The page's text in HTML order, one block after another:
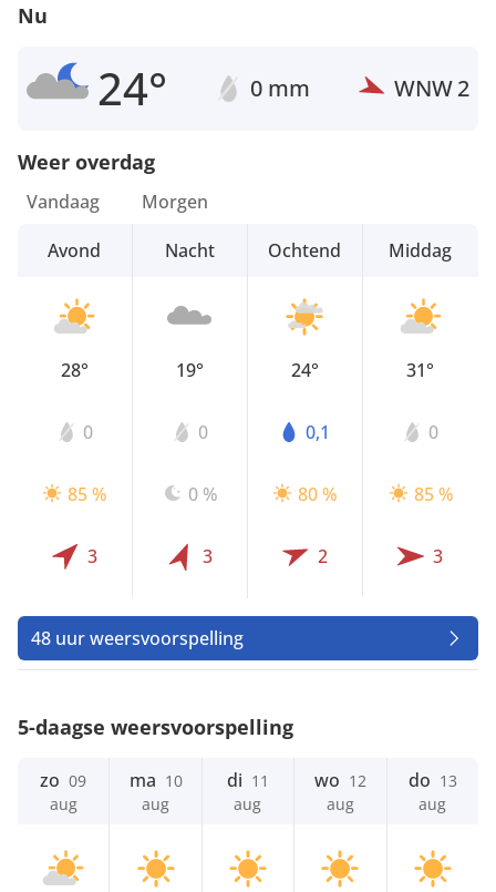
Nu
24° 0 mm WNW2
Weer overdag
Vandaag
Avond
28°
0
85 %
3
Morgen
Nacht
19°
0
0 %
3
Ochtend
24°
0,1
80 %
2
Middag
31°
0
85 %
3
48 uur weersvoorspelling
5-daagse weersvoorspelling
zo 09
aug
ma 10
aug
di 11
aug
wo 12
aug
do 13
aug